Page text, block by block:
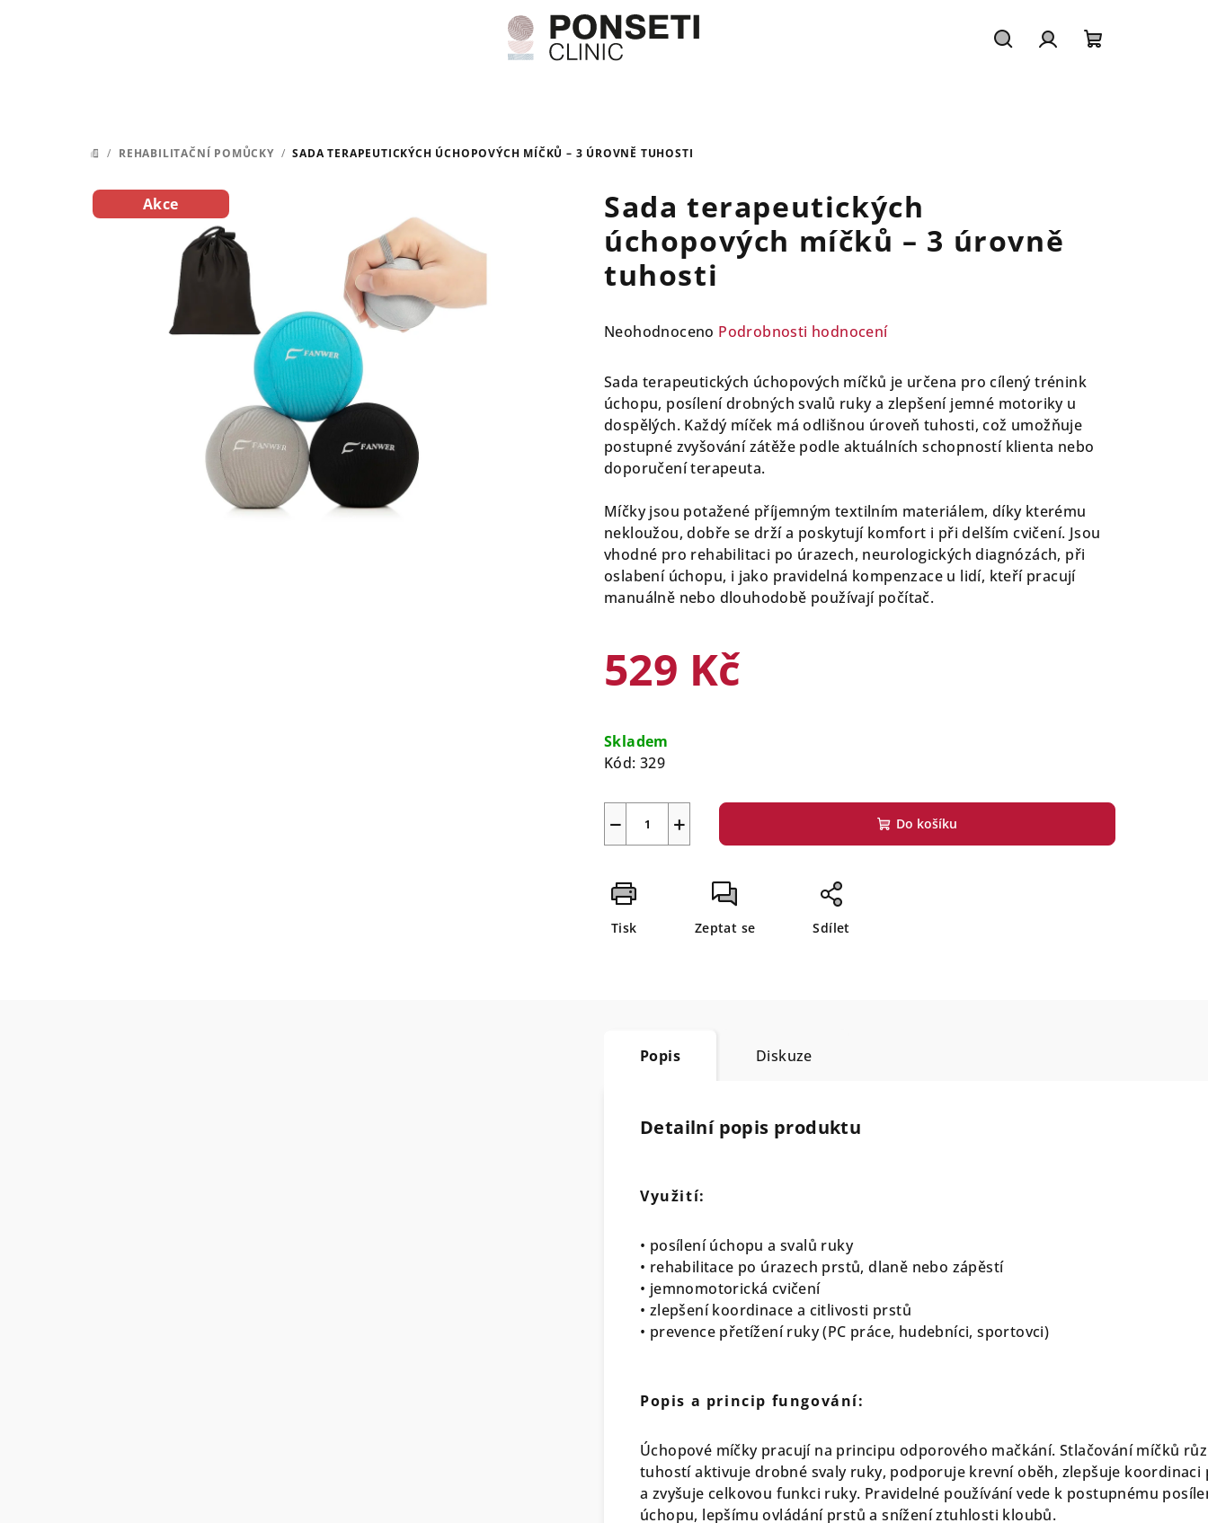
DOMŮ
/ REHABILITAČNÍ POMŮCKY / SADA TERAPEUTICKÝCH ÚCHOPOVÝCH MÍČKŮ – 3 ÚROVNĚ TUHOSTI
Sada terapeutických
úchopových míčků – 3 úrovně
tuhosti
Průměrné
produktu
je
0,0
5
hvězdiček.
Neohodnoceno Podrobnosti hodnocení
Sada terapeutických úchopových míčků je určena pro cílený trénink
úchopu, posílení drobných svalů ruky a zlepšení jemné motoriky u
dospělých. Každý míček má odlišnou úroveň tuhosti, což umožňuje
postupné zvyšování zátěže podle aktuálních schopností klienta nebo
doporučení terapeuta.
Míčky jsou potažené příjemným textilním materiálem, díky kterému
nekloužou, dobře se drží a poskytují komfort i při delším cvičení. Jsou
vhodné pro rehabilitaci po úrazech, neurologických diagnózách, při
oslabení úchopu, i jako pravidelná kompenzace u lidí, kteří pracují
manuálně nebo dlouhodobě používají počítač.
529 Kč
cena:
Skladem
Kód: 329
+
− Do košíku
Tisk Zeptat se Sdílet
Akce
Popis Diskuze
Detailní popis produktu
Využití:
• posílení úchopu a svalů ruky
• rehabilitace po úrazech prstů, dlaně nebo zápěstí
• jemnomotorická cvičení
• zlepšení koordinace a citlivosti prstů
• prevence přetížení ruky (PC práce, hudebníci, sportovci)
Popis a princip fungování:
Úchopové míčky pracují na principu odporového mačkání. Stlačování míčků
tuhostí aktivuje drobné svaly ruky, podporuje krevní oběh, zlepšuje koordinaci
a zvyšuje celkovou funkci ruky. Pravidelné používání vede k postupnému
úchopu, lepšímu ovládání prstů a snížení ztuhlosti kloubů.